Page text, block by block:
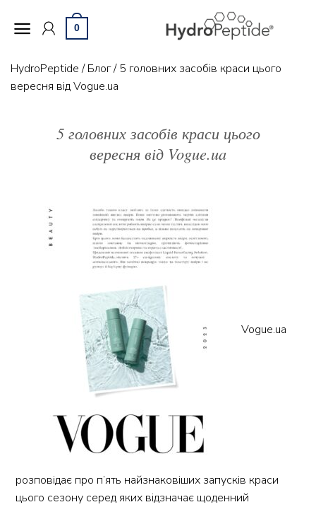
0
HydroPeptide / Блог/5 головних засобів краси цього
вересня від Vogue.ua
5 головних засобів краси цього
вересня від Vogue.ua
Vogue.ua
розповідає про п’ять найзнаковіших запусків краси
цього сезону серед яких відзначає щоденний